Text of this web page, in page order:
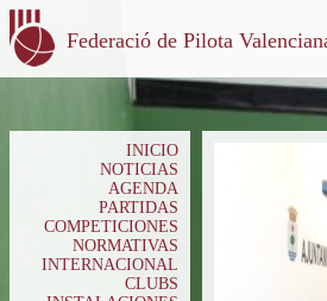
Federació de Pilota
INICIO
NOTICIAS
AGENDA
PARTIDAS
COMPETICIONES
NORMATIVAS
INTERNACIONAL
CLUBS